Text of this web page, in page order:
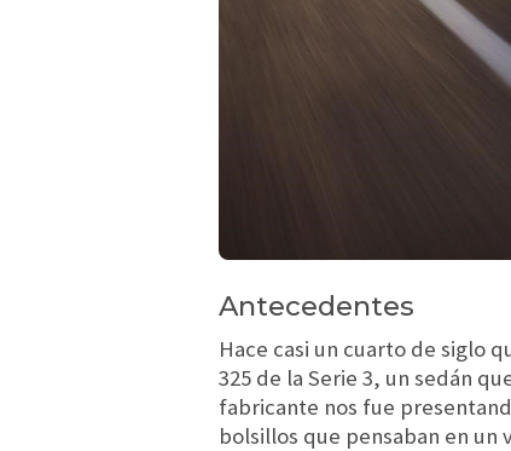
Antecedentes
Hace casi un cuarto de siglo
325 de la Serie 3, un sedán
fabricante nos fue
bolsillos que pensaban en un